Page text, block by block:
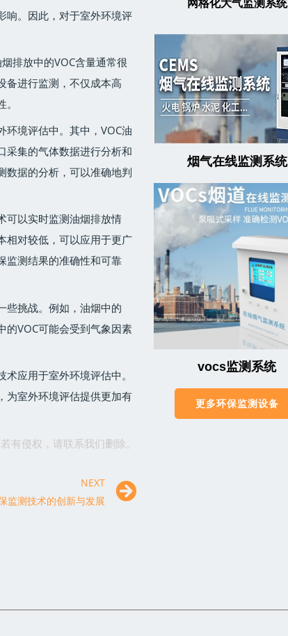
响。因此，对于室外环境评
排放中的VOC含量通常很
备进行监测，不仅成本高
境评估中。其中，VOC油
采集的气体数据进行分析和
数据的分析，可以准确地判
可以实时监测油烟排放情
相对较低，可以应用于更广
监测结果的准确性和可靠
些挑战。例如，油烟中的
的VOC可能会受到气象因素
应用于室外环境评估中。
为室外环境评估提供更加有
有侵权，请联系我们删除。
NEXT
监测技术的创新与发展
网格化大气监测系统
烟气在线监测系统
vocs监测系统
更多环保监测设备